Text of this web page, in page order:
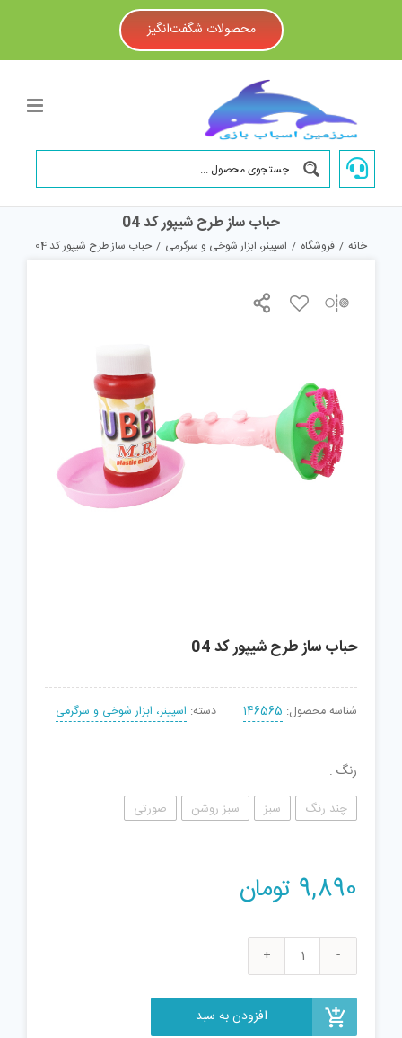
محصولات شگفت‌انگیز
حباب ساز طرح شیپور کد 04
خانه / فروشگاه / اسپینر، ابزار شوخی و سرگرمی / حباب ساز طرح شیپور کد 04
حباب ساز طرح شیپور کد 04
شناسه محصول: 146565 دسته: اسپینر، ابزار شوخی و سرگرمی
رنگ
چند رنگ سبز سبز روشن صورتی
9,890 تومان
حباب
افزودن به سبد